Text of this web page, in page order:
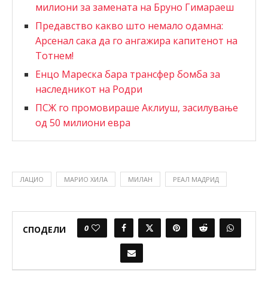
милиони за замената на Бруно Гимараеш
Предавство какво што немало одамна:
Арсенал сака да го ангажира капитенот на
Тотнем!
Енцо Мареска бара трансфер бомба за
наследникот на Родри
ПСЖ го промовираше Аклиуш, засилување
од 50 милиони евра
ЛАЦИО МАРИО ХИЛА МИЛАН РЕАЛ МАДРИД
СПОДЕЛИ 0